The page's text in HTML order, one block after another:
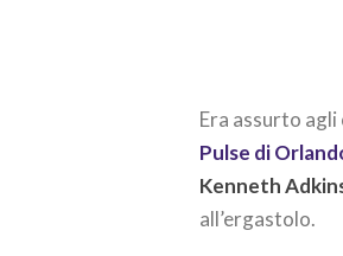
Era assurto
Pulse di
Kenneth
all’ergastolo.